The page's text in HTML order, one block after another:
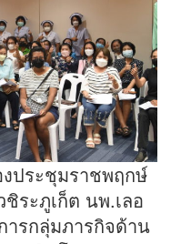
ประชุมราชพฤกษ์
ระภูเก็ต นพ.เลอ
รกลุ่มภารกิจด้าน